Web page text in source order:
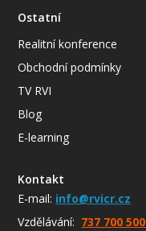
Ostatní
Realitní konference
Obchodní podmínky
TV RVI
Blog
E-learning
Kontakt
E-mail: info@rvicr.cz
Vzdělávání: 737 700 500